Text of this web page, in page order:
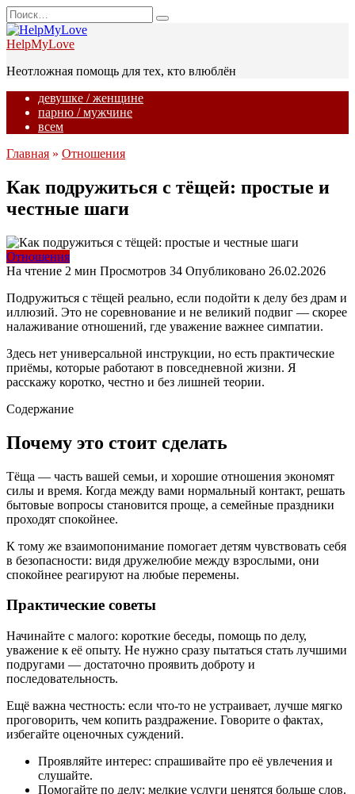
Перейти
к
содержанию
Search
for:
HelpMyLove
Неотложная помощь для тех, кто влюблён
девушке / женщине
парню / мужчине
всем
Главная » Отношения
Как подружиться с тёщей: простые и
честные шаги
Отношения
На чтение 2 мин Просмотров 34 Опубликовано 26.02.2026
Подружиться с тёщей реально, если подойти к делу без драм и
иллюзий. Это не соревнование и не великий подвиг — скорее
налаживание отношений, где уважение важнее симпатии.
Здесь нет универсальной инструкции, но есть практические
приёмы, которые работают в повседневной жизни. Я
расскажу коротко, честно и без лишней теории.
Содержание
Почему это стоит сделать
Тёща — часть вашей семьи, и хорошие отношения экономят
силы и время. Когда между вами нормальный контакт, решать
бытовые вопросы становится проще, а семейные праздники
проходят спокойнее.
К тому же взаимопонимание помогает детям чувствовать себя
в безопасности: видя дружелюбие между взрослыми, они
спокойнее реагируют на любые перемены.
Практические советы
Начинайте с малого: короткие беседы, помощь по делу,
уважение к её опыту. Не нужно сразу пытаться стать лучшими
подругами — достаточно проявить доброту и
последовательность.
Ещё важна честность: если что-то не устраивает, лучше мягко
проговорить, чем копить раздражение. Говорите о фактах,
избегайте оценочных суждений.
Проявляйте интерес: спрашивайте про её увлечения и
слушайте.
Помогайте по делу: мелкие услуги ценятся больше слов.